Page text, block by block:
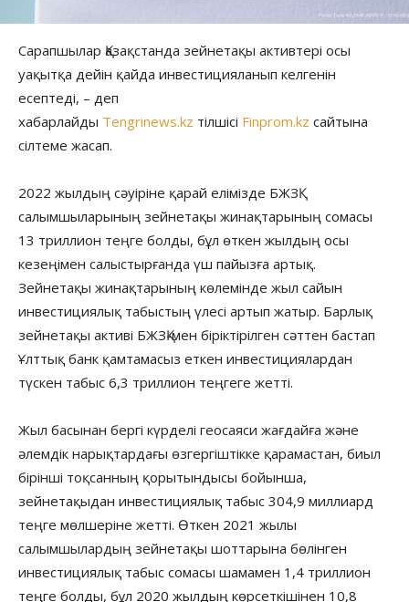
Сарапшылар Қазақстанда зейнетақы активтері осы
уақытқа дейін қайда инвестицияланып келгенін
есептеді, – деп
хабарлайды Tengrinews.kz тілшісі Finprom.kz сайтына
сілтеме жасап.
2022 жылдың сәуіріне қарай елімізде БЖЗҚ
салымшыларының зейнетақы жинақтарының сомасы
13 триллион теңге болды, бұл өткен жылдың осы
кезеңімен салыстырғанда үш пайызға артық.
Зейнетақы жинақтарының көлемінде жыл сайын
инвестициялық табыстың үлесі артып жатыр. Барлық
зейнетақы активі БЖЗҚ-мен біріктірілген сәттен бастап
Ұлттық банк қамтамасыз еткен инвестициялардан
түскен табыс 6,3 триллион теңгеге жетті.
Жыл басынан бергі күрделі геосаяси жағдайға және
әлемдік нарықтардағы өзгергіштікке қарамастан, биыл
бірінші тоқсанның қорытындысы бойынша,
зейнетақыдан инвестициялық табыс 304,9 миллиард
теңге мөлшеріне жетті. Өткен 2021 жылы
салымшылардың зейнетақы шоттарына бөлінген
инвестициялық табыс сомасы шамамен 1,4 триллион
теңге болды, бұл 2020 жылдың көрсеткішінен 10,8